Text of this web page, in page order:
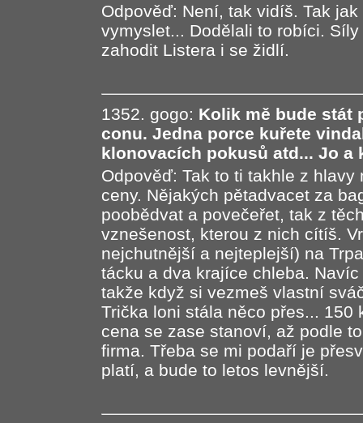
Odpověď: Není, tak vidíš. Tak
vymyslet... Dodělali to robíci.
zahodit Listera i se židlí.
1352. gogo: Kolik mě bude stát
conu. Jedna porce kuřete
klonovacích pokusů atd... Jo a
Odpověď: Tak to ti takhle z
ceny. Nějakých pětadvacet za
poobědvat a povečeřet, tak z
vznešenost, kterou z nich cítíš.
nejchutnější a nejteplejší) na
tácku a dva krajíce chleba.
takže když si vezmeš vlastní
Trička loni stála něco přes... 150
cena se zase stanoví, až podle
firma. Třeba se mi podaří je
platí, a bude to letos levnější.